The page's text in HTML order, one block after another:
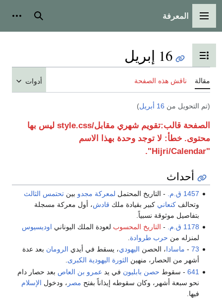
القائمة الرئيسية
المعرفة بحث
تبديل عرض جدول المحتويات
16 إبريل
مقالة ناقش هذه الصفحة أدوات
(تم التحويل من 16 أبريل )
الصفحة قالب:تقويم شهري مقابل/style.css
ليس بها
محتوى. خطأ: لا توجد وحدة بهذا الاسم
"Hijri/Calendar".
أحداث
1457 ق.م. - التاريخ المحتمل لمعركة مجدو بينتحتمس الثالث
وتحالفكنعاني كبير بقيادة ملك قادش، أول معركة مسجلة
بتفاصيل موثوقة نسبياً.
1178 ق.م.
- التاريخ المحسوب لعودة الملك اليوناني اوديسيوس
لمنزله من حرب طروادة
73
- ماسادا، الحصن اليهودي، يسقط في أيدي الرومان بعد عدة
أشهر من الحصار، منهين الثورة اليهودية الكبرى.
641 - سقوط حصن بابليون في يد عمرو بن العاص بعد حصار دام
نحو سبعة أشهر، وكان سقوطه إيذاناً بفتح مصر ، ودخول الإسلام
فيها.